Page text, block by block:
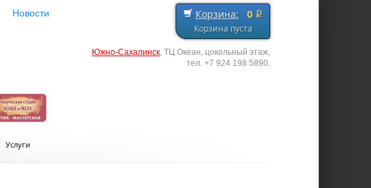
Новости
Корзина: 0 q
Корзина пуста
Южно-Сахалинск, ТЦ Океан, цокольный этаж,
тел. +7 924 198 5890.
Услуги